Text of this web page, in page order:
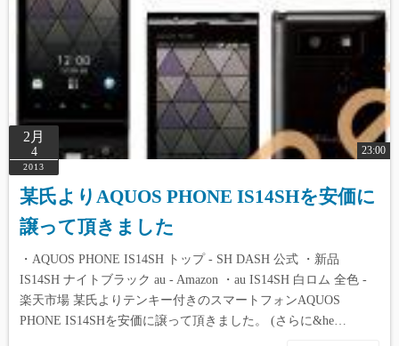
2月
4
2013
23:00
某氏よりAQUOS PHONE IS14SHを安価に
譲って頂きました
・AQUOS PHONE IS14SH トップ - SH DASH 公式 ・新品
IS14SH ナイトブラック au - Amazon ・au IS14SH 白ロム 全色 -
楽天市場 某氏よりテンキー付きのスマートフォンAQUOS
PHONE IS14SHを安価に譲って頂きました。 (さらに&he…